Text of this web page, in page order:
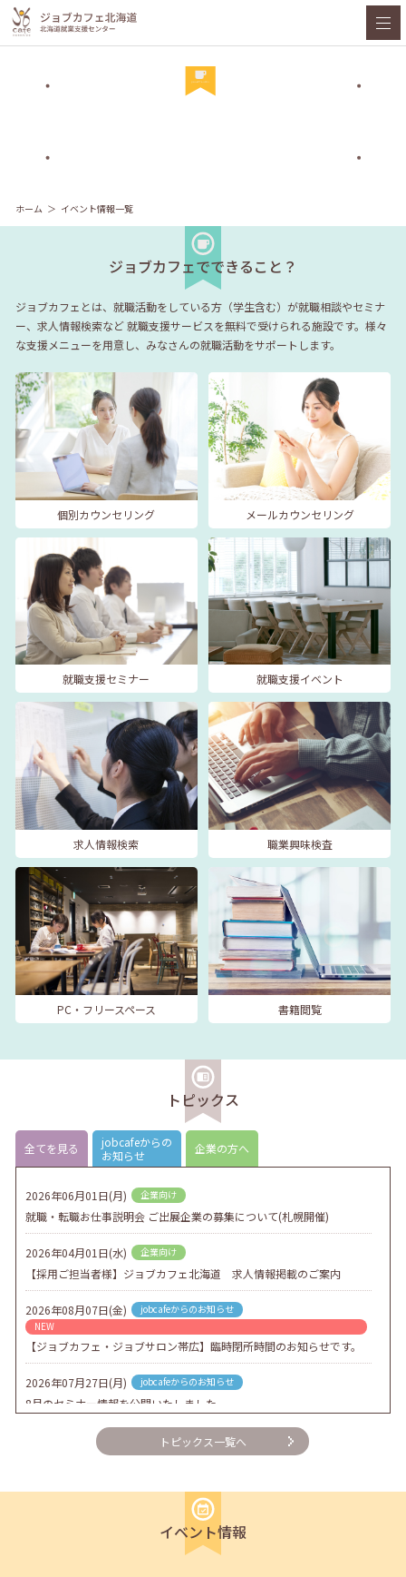
ホーム イベント情報一覧
ジョブカフェでできること？
ジョブカフェとは、就職活動をしている方（学生含む）が就職相談やセミナ
ー、求人情報検索など就職支援サービスを無料で受けられる施設です。様々
な支援メニューを用意し、みなさんの就職活動をサポートします。
個別カウンセリング メールカウンセリング
就職支援セミナー 就職支援イベント
求人情報検索 職業興味検査
PC・フリースペース 書籍閲覧
トピックス
全てを見る
jobcafeからの
お知らせ
企業の方へ
2026年06月01日(月) 企業向け
就職・転職お仕事説明会 ご出展企業の募集について(札幌開催)
2026年04月01日(水) 企業向け
【採用ご担当者様】ジョブカフェ北海道 求人情報掲載のご案内
2026年08月07日(金)
jobcafeからのお知らせ
NEW
【ジョブカフェ・ジョブサロン帯広】臨時閉所時間のお知らせです。
2026年07月27日(月) jobcafeからのお知らせ
8月のセミナー情報を公開いたしました。
2026年07月01日(水) 企業向け
企業様向けセミナー「現場を巻き込む！人事のための『越境人材育
jobcafeからのお知らせ
7月のセミナー情報を公開いたしました。
トピックス一覧へ
イベント情報